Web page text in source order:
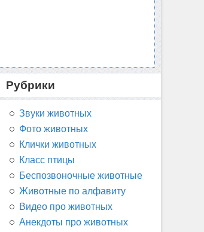
Рубрики
Звуки животных
Фото животных
Клички животных
Класс птицы
Беспозвоночные животные
Животные по алфавиту
Видео про животных
Анекдоты про животных